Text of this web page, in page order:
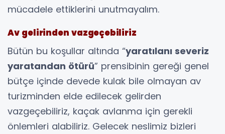
mücadele ettiklerini unutmayalım.
Av gelirinden vazgeçebiliriz
Bütün bu koşullar altında “yaratılanı severiz
yaratandan ötürü” prensibinin gereği genel
bütçe içinde devede kulak bile olmayan av
turizminden elde edilecek gelirden
vazgeçebiliriz, kaçak avlanma için gerekli
önlemleri alabiliriz. Gelecek neslimiz bizleri